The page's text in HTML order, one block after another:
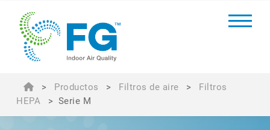
> Productos > Filtros de aire >
Filtros
HEPA
> Serie M